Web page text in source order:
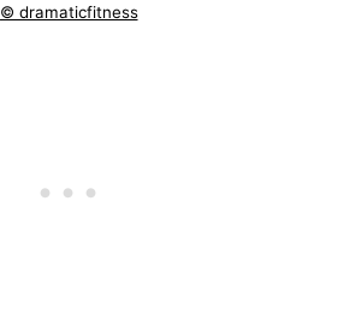
© dramaticfitness